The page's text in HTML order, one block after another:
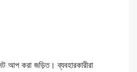
আপ করা জড়িত। ব্যবহারকারীরা